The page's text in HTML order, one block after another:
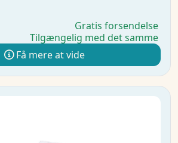
Gratis forsendelse
Tilgængelig med det samme
Få mere at vide